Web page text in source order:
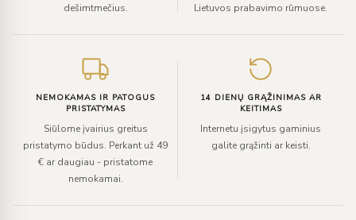
dešimtmečius.
Lietuvos prabavimo rūmuose.
NEMOKAMAS IR PATOGUS
PRISTATYMAS
Siūlome įvairius greitus
pristatymo būdus. Perkant už 49
€ ar daugiau - pristatome
nemokamai.
14 DIENŲ GRĄŽINIMAS AR
KEITIMAS
Internetu įsigytus gaminius
galite grąžinti ar keisti.